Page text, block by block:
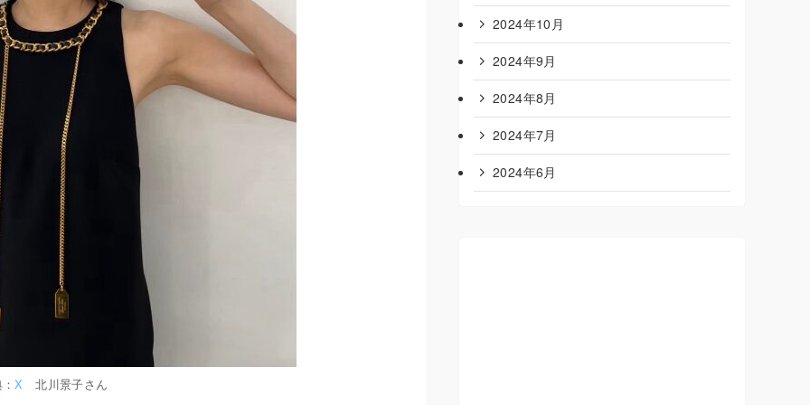
X 北川景子さん
2024年10月
2024年9月
2024年8月
2024年7月
2024年6月